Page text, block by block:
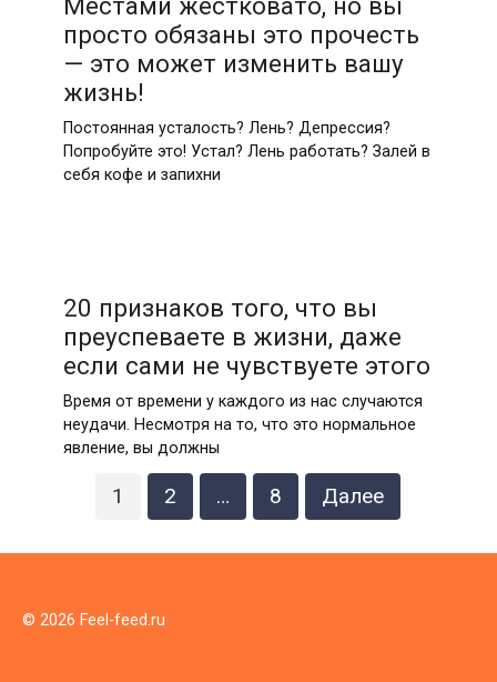
просто обязаны это прочесть
— это может изменить вашу
жизнь!
Постоянная усталость? Лень? Депрессия?
Попробуйте это! Устал? Лень работать? Залей в
себя кофе и запихни
20 признаков того, что вы
преуспеваете в жизни, даже
если сами не чувствуете этого
Время от времени у каждого из нас случаются
неудачи. Несмотря на то, что это нормальное
явление, вы должны
1 2 … 8 Далее
© 2026 Feel-feed.ru